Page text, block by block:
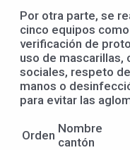
Por otra parte, se
cinco equipos
verificación de
uso de mascarillas,
sociales, respeto
manos o
para evitar las
Orden Nombre
cantón